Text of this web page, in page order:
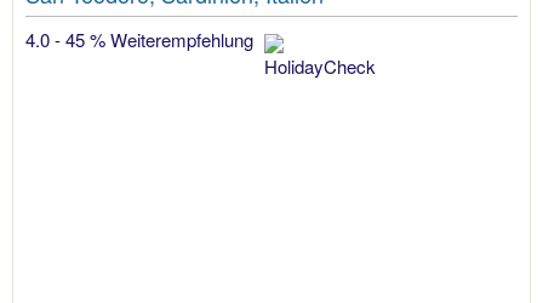
4.0 - 45 % Weiterempfehlung